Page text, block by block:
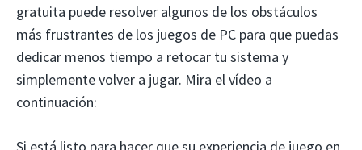
gratuita puede resolver algunos de los obstáculos
más frustrantes de los juegos de PC para que puedas
dedicar menos tiempo a retocar tu sistema y
simplemente volver a jugar. Mira el vídeo a
continuación:
Si está listo para hacer que su experiencia de juego en